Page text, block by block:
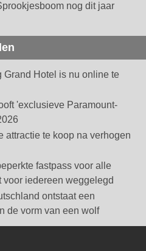
nog dit jaar
Grand Hotel is nu online te
'exclusieve Paramount-
attractie te koop na verhogen
fastpass voor alle
voor iedereen weggelegd
ontstaat een
de vorm van een wolf